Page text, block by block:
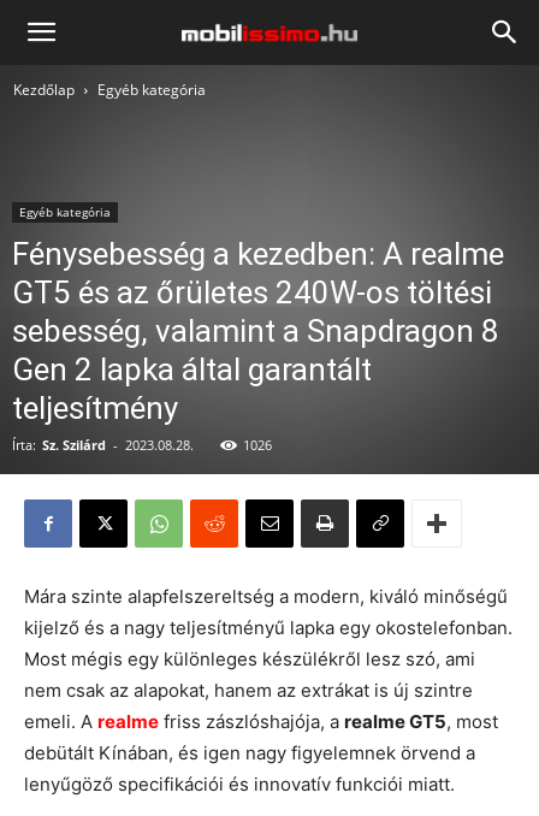
Mobilissimo.hu
Kezdőlap Egyéb kategória
Egyéb kategória
Fénysebesség a kezedben: A realme
GT5 és az őrületes 240W-os töltési
sebesség, valamint a Snapdragon 8
Gen 2 lapka által garantált
teljesítmény
Írta: Sz. Szilárd - 2023.08.28. 1026
Mára szinte alapfelszereltség a modern, kiváló minőségű
kijelző és a nagy teljesítményű lapka egy okostelefonban.
Most mégis egy különleges készülékről lesz szó, ami
nem csak az alapokat, hanem az extrákat is új szintre
emeli. A realme friss zászlóshajója, a realme GT5, most
debütált Kínában, és igen nagy figyelemnek örvend a
lenyűgöző specifikációi és innovatív funkciói miatt.